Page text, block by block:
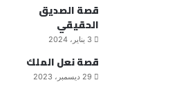
قصة الصديق
الحقيقي
3 يناير، 2024
قصة نعل الملك
29 ديسمبر، 2023